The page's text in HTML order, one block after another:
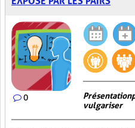
0
Présentation
vulgariser